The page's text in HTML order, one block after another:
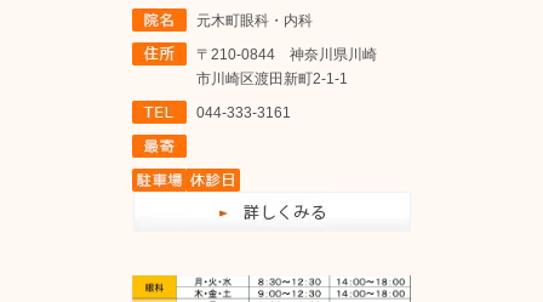
元木町眼科・内科
〒210-0844 神奈川県川崎
市川崎区渡田新町2-1-1
044-333-3161